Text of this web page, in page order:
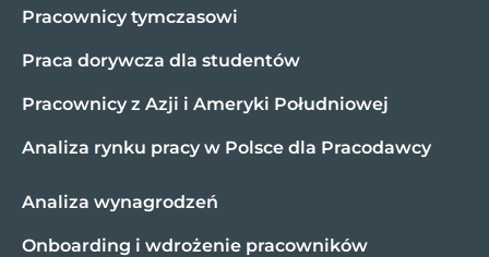
Pracownicy tymczasowi
Praca dorywcza dla studentów
Pracownicy z Azji i Ameryki Południowej
Analiza rynku pracy w Polsce dla Pracodawcy
Analiza wynagrodzeń
Onboarding i wdrożenie pracowników